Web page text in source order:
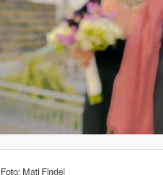
Foto: Matl Findel